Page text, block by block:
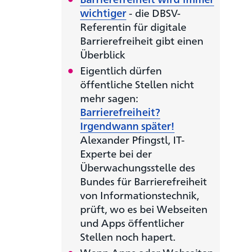
wichtiger- die DBSV-
Referentin für digitale
Barrierefreiheit gibt einen
Überblick
Eigentlich dürfen
öffentliche Stellen nicht
mehr sagen:
Barrierefreiheit?
Irgendwann später!
Alexander Pfingstl, IT-
Experte bei der
Überwachungsstelle des
Bundes für Barrierefreiheit
von Informationstechnik,
prüft, wo es bei Webseiten
und Apps öffentlicher
Stellen noch hapert.